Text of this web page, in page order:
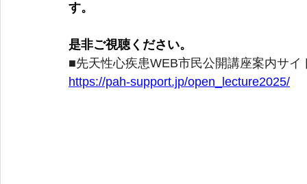
す。
是非ご視聴ください。
■先天性心疾患WEB市民公開講座案内サイ
https://pah-support.jp/open_lecture2025/